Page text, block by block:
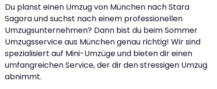
Du planst einen Umzug von München nach Stara
Sagora und suchst nach einem professionellen
Umzugsunternehmen? Dann bist du beim Sommer
Umzugsservice aus München genau richtig! Wir sind
spezialisiert auf Mini-Umzüge und bieten dir einen
umfangreichen Service, der dir den stressigen Umzug
abnimmt.